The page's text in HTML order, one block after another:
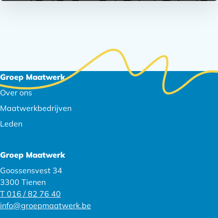
Footer
navigatie
Groep Maatwerk
Over ons
Maatwerkbedrijven
Leden
Groep Maatwerk
Goossensvest 34
3300 Tienen
T 016 / 82 76 40
info@groepmaatwerk.be